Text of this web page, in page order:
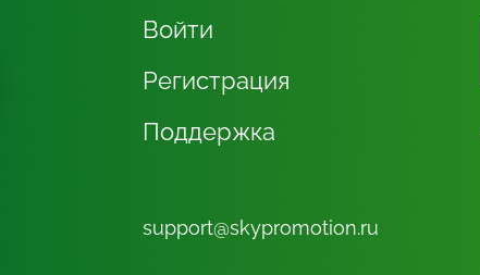
Войти
Регистрация
Поддержка
support@skypromotion.ru